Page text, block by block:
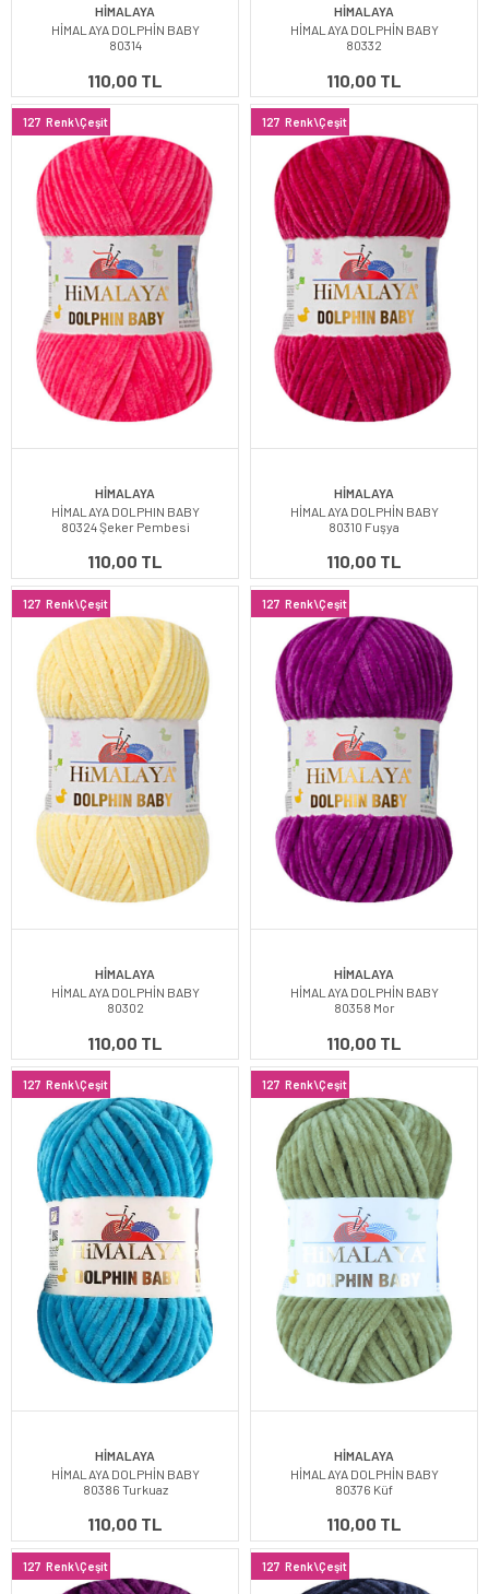
HİMALAYA
HİMALAYA DOLPHİN BABY
80314
110,00 TL
HİMALAYA
HİMALAYA DOLPHİN BABY
80332
110,00 TL
127 Renk\Çeşit
HİMALAYA
HİMALAYA DOLPHIN BABY
80324 Şeker Pembesi
110,00 TL
127 Renk\Çeşit
HİMALAYA
HİMALAYA DOLPHİN BABY
80310 Fuşya
110,00 TL
127 Renk\Çeşit
HİMALAYA
HİMALAYA DOLPHİN BABY
80302
110,00 TL
127 Renk\Çeşit
HİMALAYA
HİMALAYA DOLPHİN BABY
80358 Mor
110,00 TL
127 Renk\Çeşit
HİMALAYA
HİMALAYA DOLPHİN BABY
80386 Turkuaz
110,00 TL
127 Renk\Çeşit
HİMALAYA
HİMALAYA DOLPHİN BABY
80376 Küf
110,00 TL
127 Renk\Çeşit 127 Renk\Çeşit